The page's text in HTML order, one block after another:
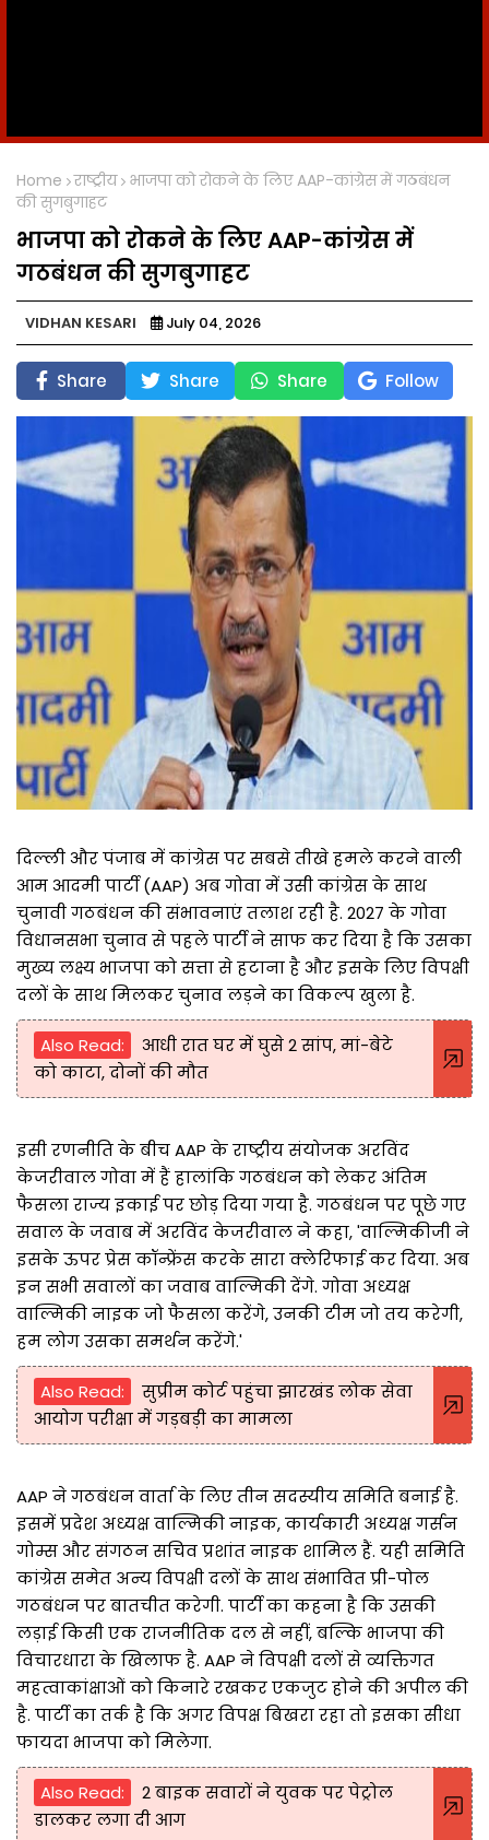
Home राष्ट्रीय भाजपा को रोकने के लिए AAP-कांग्रेस में गठबंधन
की सुगबुगाहट
भाजपा को रोकने के लिए AAP-कांग्रेस में
गठबंधन की सुगबुगाहट
VIDHAN KESARI July 04, 2026
Share Share Share Follow
दिल्ली और पंजाब में कांग्रेस पर सबसे तीखे हमले करने वाली
आम आदमी पार्टी (AAP) अब गोवा में उसी कांग्रेस के साथ
चुनावी गठबंधन की संभावनाएं तलाश रही है. 2027 के गोवा
विधानसभा चुनाव से पहले पार्टी ने साफ कर दिया है कि उसका
मुख्य लक्ष्य भाजपा को सत्ता से हटाना है और इसके लिए विपक्षी
दलों के साथ मिलकर चुनाव लड़ने का विकल्प खुला है.
Also Read:
आधी रात घर में घुसे 2 सांप, मां-बेटे
को काटा, दोनों की मौत
इसी रणनीति के बीच AAP के राष्ट्रीय संयोजक अरविंद
केजरीवाल गोवा में हैं हालांकि गठबंधन को लेकर अंतिम
फैसला राज्य इकाई पर छोड़ दिया गया है. गठबंधन पर पूछे गए
सवाल के जवाब में अरविंद केजरीवाल ने कहा, 'वाल्मिकीजी ने
इसके ऊपर प्रेस कॉन्फ्रेंस करके सारा क्लेरिफाई कर दिया. अब
इन सभी सवालों का जवाब वाल्मिकी देंगे. गोवा अध्यक्ष
वाल्मिकी नाइक जो फैसला करेंगे, उनकी टीम जो तय करेगी,
हम लोग उसका समर्थन करेंगे.'
Also Read:
सुप्रीम कोर्ट पहुंचा झारखंड लोक सेवा
आयोग परीक्षा में गड़बड़ी का मामला
AAP ने गठबंधन वार्ता के लिए तीन सदस्यीय समिति बनाई है.
इसमें प्रदेश अध्यक्ष वाल्मिकी नाइक, कार्यकारी अध्यक्ष गर्सन
गोम्स और संगठन सचिव प्रशांत नाइक शामिल हैं. यही समिति
कांग्रेस समेत अन्य विपक्षी दलों के साथ संभावित प्री-पोल
गठबंधन पर बातचीत करेगी. पार्टी का कहना है कि उसकी
लड़ाई किसी एक राजनीतिक दल से नहीं, बल्कि भाजपा की
विचारधारा के खिलाफ है. AAP ने विपक्षी दलों से व्यक्तिगत
महत्वाकांक्षाओं को किनारे रखकर एकजुट होने की अपील की
है. पार्टी का तर्क है कि अगर विपक्ष बिखरा रहा तो इसका सीधा
फायदा भाजपा को मिलेगा.
Also Read:
2 बाइक सवारों ने युवक पर पेट्रोल
डालकर लगा दी आग